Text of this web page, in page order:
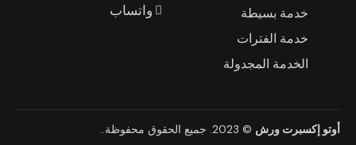
خدمة بسيطة
خدمة الفترات
الخدمة المجدولة
واتساب
أوتو إكسبرت ورش © 2023. جميع الحقوق محفوظة